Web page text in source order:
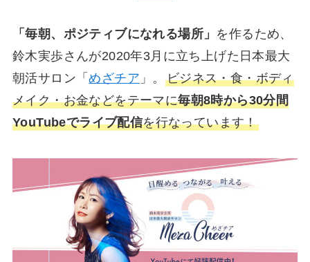
「毎朝、ポジティブになれる場所」 を作るため、
鈴木実歩さんが2020年3月に立ち上げた日本最大
朝活サロン「めざチア 」。 ビジネス・食・ボディ
メイク・お金などをテーマに毎朝8時から30分間
YouTubeでライブ配信を行なっています！